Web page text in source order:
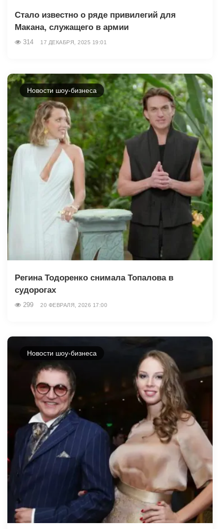
Стало известно о ряде привилегий для
Макана, служащего в армии
314 17 ДЕКАБРЯ, 2025 19:01
Новости шоу-бизнеса
Регина Тодоренко снимала Топалова в
судорогах
299 20 ФЕВРАЛЯ, 2026 17:00
Новости шоу-бизнеса